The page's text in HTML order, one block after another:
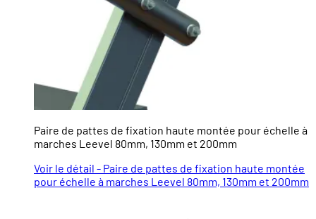
Paire de pattes de fixation haute montée pour échelle à
marches Leevel 80mm, 130mm et 200mm
Voir le détail - Paire de pattes de fixation haute montée
pour échelle à marches Leevel 80mm, 130mm et 200mm